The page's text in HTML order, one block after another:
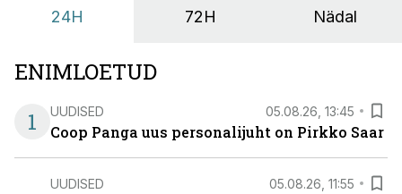
24H 72H Nädal
ENIMLOETUD
1
UUDISED 05.08.26, 13:45
Coop Panga uus personalijuht on Pirkko Saar
UUDISED 05.08.26, 11:55